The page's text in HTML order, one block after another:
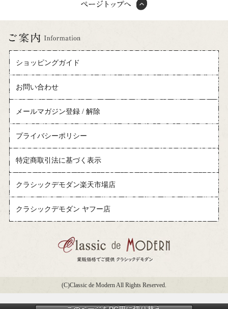
ショッピングガイド
お問い合わせ
メールマガジン登録 / 解除
プライバシーポリシー
特定商取引法に基づく表示
クラシックデモダン楽天市場店
クラシックデモダン ヤフー店
(C)Classic de Modern All Rights Reserved.